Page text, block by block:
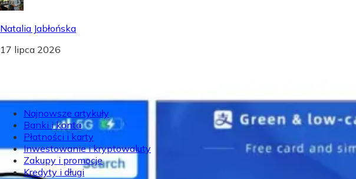
Najnowsze artykuły
Banki i konta
Płatności i karty
Inwestowanie i kryptowaluty
Zakupy i promocje
Kredyty i długi
Natalia Jabłońska
17 lipca 2026